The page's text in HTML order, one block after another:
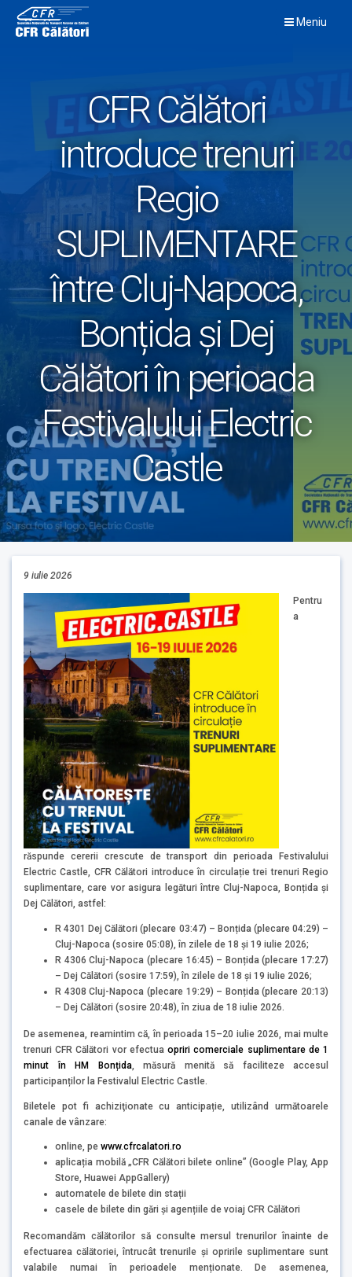
content
Meniu
CFR Călători
introduce trenuri
Regio
SUPLIMENTARE
între Cluj-Napoca,
Bonțida și Dej
Călători în perioada
Festivalului Electric
Castle
9 iulie 2026
Pentru
a
răspunde cererii crescute de transport din perioada Festivalului
Electric Castle, CFR Călători introduce în circulație trei trenuri Regio
suplimentare, care vor asigura legături între Cluj-Napoca, Bonțida și
Dej Călători, astfel:
R 4301 Dej Călători (plecare 03:47) – Bonțida (plecare 04:29) –
Cluj-Napoca (sosire 05:08), în zilele de 18 și 19 iulie 2026;
R 4306 Cluj-Napoca (plecare 16:45) – Bonțida (plecare 17:27)
– Dej Călători (sosire 17:59), în zilele de 18 și 19 iulie 2026;
R 4308 Cluj-Napoca (plecare 19:29) – Bonțida (plecare 20:13)
– Dej Călători (sosire 20:48), în ziua de 18 iulie 2026.
De asemenea, reamintim că, în perioada 15–20 iulie 2026, mai multe
trenuri CFR Călători vor efectuaopriri comerciale suplimentare de 1
minut în HM Bonțida, măsură menită să faciliteze accesul
participanților la Festivalul Electric Castle.
Biletele pot fi achiziţionate cu anticipație, utilizând următoarele
canale de vânzare:
online, pe www.cfrcalatori.ro
aplicația mobilă „CFR Călători bilete online” (Google Play, App
Store, Huawei AppGallery)
automatele de bilete din stații
casele de bilete din gări și agențiile de voiaj CFR Călători
Recomandăm călătorilor să consulte mersul trenurilor înainte de
efectuarea călătoriei, întrucât trenurile și opririle suplimentare sunt
valabile numai în perioadele menționate. De asemenea,